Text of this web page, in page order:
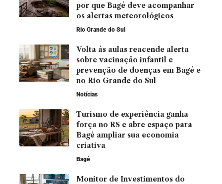
por que Bagé deve acompanhar
os alertas meteorológicos
Rio Grande do Sul
Volta às aulas reacende alerta
sobre vacinação infantil e
prevenção de doenças em Bagé e
no Rio Grande do Sul
Notícias
Turismo de experiência ganha
força no RS e abre espaço para
Bagé ampliar sua economia
criativa
Bagé
Monitor de Investimentos do